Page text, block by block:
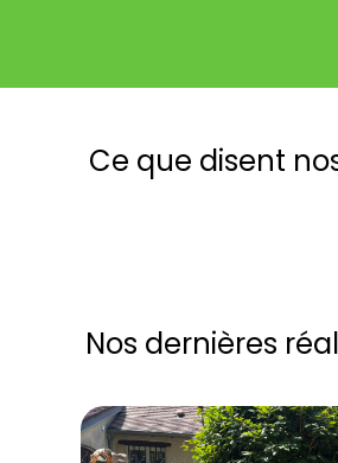
Ce que disent
Nos dernières